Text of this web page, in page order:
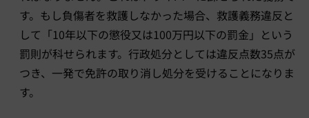
す。もし負傷者を救護しなかった場合、救護義務違反と
して「10年以下の懲役又は100万円以下の罰金」という
罰則が科せられます。行政処分としては違反点数35点が
つき、一発で免許の取り消し処分を受けることになりま
す。